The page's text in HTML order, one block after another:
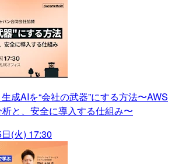
成AIを“会社の武器”にする方法〜AWS
と、安全に導入する仕組み〜
(火) 17:30